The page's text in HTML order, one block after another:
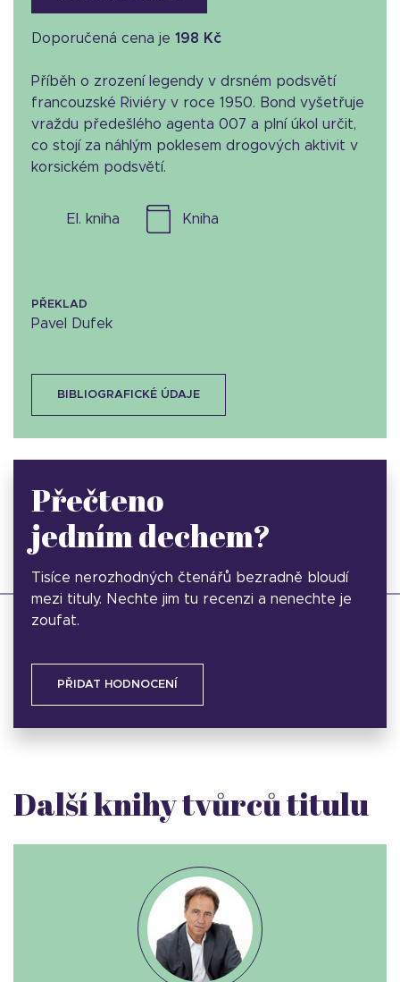
Doporučená cena je 198 Kč
Příběh o zrození legendy v drsném podsvětí
francouzské Riviéry v roce 1950. Bond vyšetřuje
vraždu předešlého agenta 007 a plní úkol určit,
co stojí za náhlým poklesem drogových aktivit v
korsickém podsvětí.
el. kniha kniha
PŘEKLAD
Pavel Dufek
BIBLIOGRAFICKÉ ÚDAJE
Přečteno
jedním dechem?
Tisíce nerozhodných čtenářů bezradně bloudí
mezi tituly. Nechte jim tu recenzi a nenechte je
zoufat.
PŘIDAT HODNOCENÍ
Další knihy tvůrců titulu